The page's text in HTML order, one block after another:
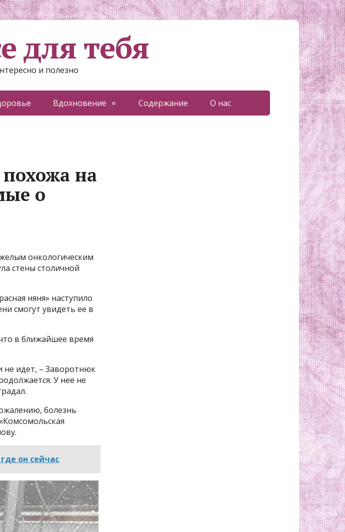
для тебя
и полезно
Вдохновение Содержание О нас
на
о
онкологическим
стены столичной
няня» наступило
смогут увидеть ее в
в ближайшее время
не идет, – Заворотнюк
У нее не
болезнь
он сейчас